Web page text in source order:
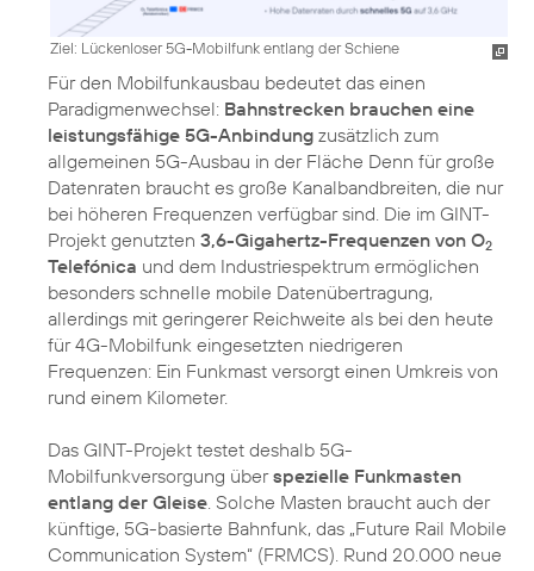
Ziel: Lückenloser 5G-Mobilfunk entlang der Schiene
Für den Mobilfunkausbau bedeutet das einen
Paradigmenwechsel: Bahnstrecken brauchen eine
leistungsfähige 5G-Anbindung zusätzlich zum
allgemeinen 5G-Ausbau in der Fläche Denn für große
Datenraten braucht es große Kanalbandbreiten, die nur
bei höheren Frequenzen verfügbar sind. Die im GINT-
Projekt genutzten 3,6-Gigahertz-Frequenzen von O2
Telefónica und dem Industriespektrum ermöglichen
besonders schnelle mobile Datenübertragung,
allerdings mit geringerer Reichweite als bei den heute
für 4G-Mobilfunk eingesetzten niedrigeren
Frequenzen: Ein Funkmast versorgt einen Umkreis von
rund einem Kilometer.
Das GINT-Projekt testet deshalb 5G-
Mobilfunkversorgung überspezielle Funkmasten
entlang der Gleise . Solche Masten braucht auch der
künftige, 5G-basierte Bahnfunk, das „Future Rail Mobile
Communication System“ (FRMCS). Rund 20.000 neue